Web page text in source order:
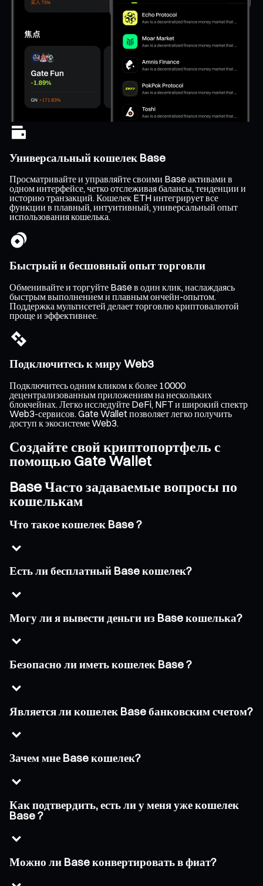
Универсальный кошелек Base
Просматривайте и управляйте своими Base активами в
одном интерфейсе, четко отслеживая балансы, тенденции и
историю транзакций. Кошелек ETH интегрирует все
функции в плавный, интуитивный, универсальный опыт
использования кошелька.
Быстрый и бесшовный опыт торговли
Обменивайте и торгуйте Base в один клик, наслаждаясь
быстрым выполнением и плавным ончейн-опытом.
Поддержка мультисетей делает торговлю криптовалютой
проще и эффективнее.
Подключитесь к миру Web3
Подключитесь одним кликом к более 10000
децентрализованным приложениям на нескольких
блокчейнах. Легко исследуйте DeFi, NFT и широкий спектр
Web3-сервисов. Gate Wallet позволяет легко получить
доступ к экосистеме Web3.
Создайте свой криптопортфель с
помощью Gate Wallet
Base Часто задаваемые вопросы по
кошелькам
Что такое кошелек Base ?
Есть ли бесплатный Base кошелек?
Могу ли я вывести деньги из Base кошелька?
Безопасно ли иметь кошелек Base ?
Является ли кошелек Base банковским счетом?
Зачем мне Base кошелек?
Как подтвердить, есть ли у меня уже кошелек
Base ?
Можно ли Base конвертировать в фиат?